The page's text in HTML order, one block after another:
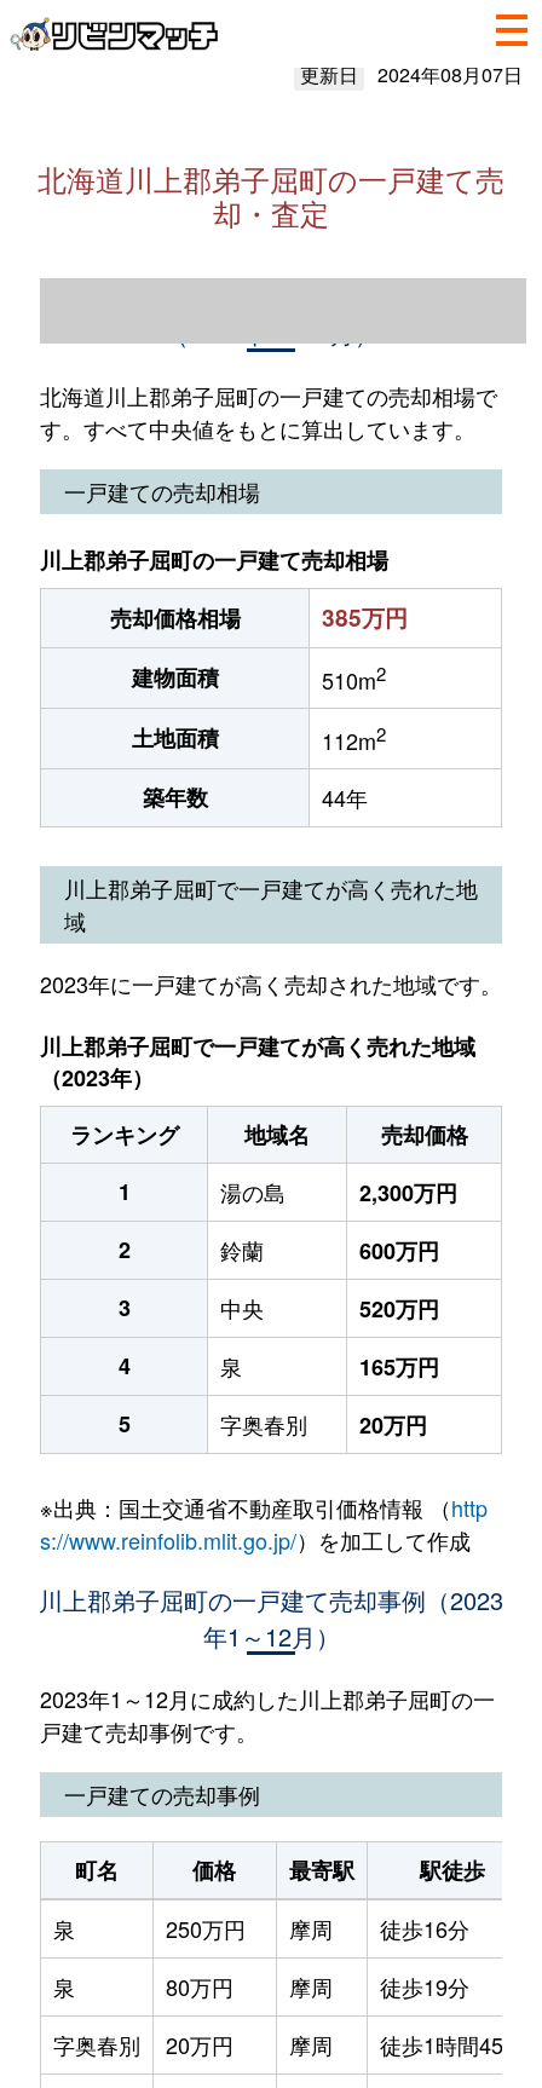
更新日 2024年08月07日
北海道川上郡弟子屈町の一戸建て売
却・査定
北海道川上郡弟子屈町の一戸建ての売却相場で
す。すべて中央値をもとに算出しています。
一戸建ての売却相場
川上郡弟子屈町の一戸建て売却相場
売却価格相場
385万円
建物面積 510m2
土地面積 112m2
築年数 44年
川上郡弟子屈町で一戸建てが高く売れた地
域
2023年に一戸建てが高く売却された地域です。
川上郡弟子屈町で一戸建てが高く売れた地域
（2023年）
ランキング
地域名
売却価格
1
湯の島
2,300万円
2
鈴蘭
600万円
3
中央
520万円
4
泉
165万円
5
字奥春別 20万円
※出典：国土交通省不動産取引価格情報 （http
s://www.reinfolib.mlit.go.jp/）を加工して作成
川上郡弟子屈町の一戸建て売却事例（2023
年1～12月）
2023年1～12月に成約した川上郡弟子屈町の一
戸建て売却事例です。
一戸建ての売却事例
町名 価格 最寄駅
駅徒歩
泉
250万円 摩周
徒歩16分
泉
80万円 摩周
徒歩19分
字奥春別
20万円 摩周
徒歩1時間45分